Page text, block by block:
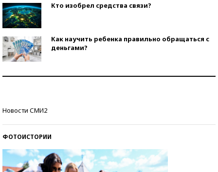
Кто изобрел средства связи?
Как научить ребенка правильно обращаться с
деньгами?
Новости СМИ2
ФОТОИСТОРИИ